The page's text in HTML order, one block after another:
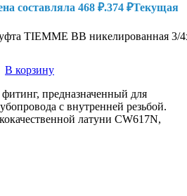
составляла 468 ₽.374 ₽Текущая
TIEMME ВВ никелированная 3/
В корзину
предназначенный для
с внутренней резьбой.
латуни CW617N,